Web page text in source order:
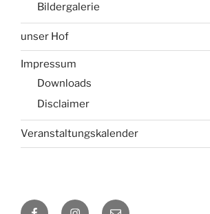
Bildergalerie
unser Hof
Impressum
Downloads
Disclaimer
Veranstaltungskalender
FacebookInstagram
E-